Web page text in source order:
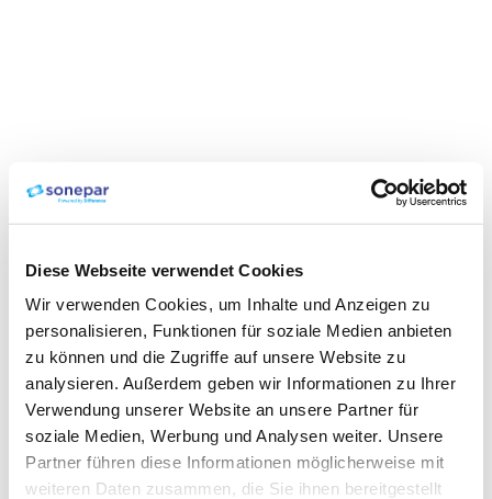
Diese Webseite verwendet Cookies
Wir verwenden Cookies, um Inhalte und Anzeigen zu
personalisieren, Funktionen für soziale Medien anbieten
zu können und die Zugriffe auf unsere Website zu
analysieren. Außerdem geben wir Informationen zu Ihrer
Verwendung unserer Website an unsere Partner für
soziale Medien, Werbung und Analysen weiter. Unsere
Partner führen diese Informationen möglicherweise mit
weiteren Daten zusammen, die Sie ihnen bereitgestellt